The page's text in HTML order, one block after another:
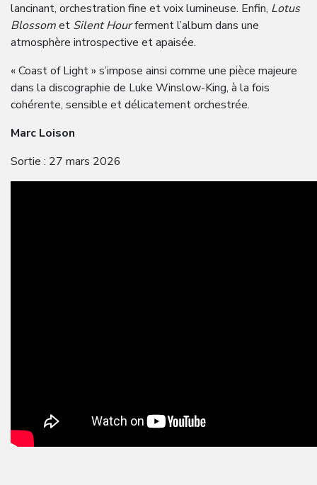
lancinant, orchestration fine et voix lumineuse. Enfin, Lotus
Blossomet Silent Hourferment l’album dans une
atmosphère introspective et apaisée.
« Coast of Light » s’impose ainsi comme une pièce majeure
dans la discographie de Luke Winslow-King, à la fois
cohérente, sensible et délicatement orchestrée.
Marc Loison
Sortie : 27 mars 2026